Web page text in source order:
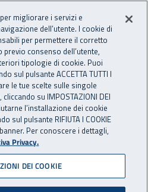
Nazionale
Apri cerca
lavoro
artigianato/terziario/altre
migliorare i servizi e
dell’utente. I cookie di
per permettere il corretto
consenso dell’utente,
tipologie di cookie. Puoi
sul pulsante ACCETTA TUTTI I
le tue scelte sulle singole
su IMPOSTAZIONI DEI
l’installazione dei cookie
sul pulsante RIFIUTA I COOKIE
Per conoscere i dettagli,
Privacy.
DEI COOKIE